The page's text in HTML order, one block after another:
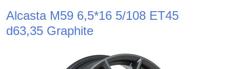
Alcasta M59 6,5*16 5/108 ET45
d63,35 Graphite